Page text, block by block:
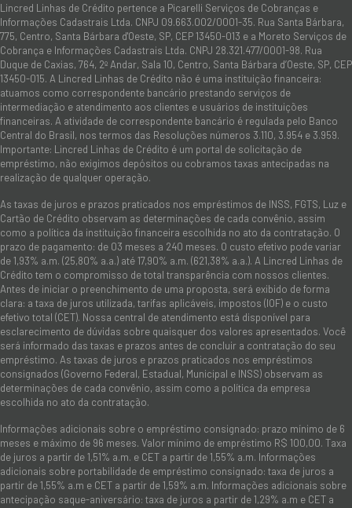
Lincred Linhas de Crédito pertence a Picarelli Serviços de Cobranças e
Informações Cadastrais Ltda. CNPJ 09.663.002/0001-35. Rua Santa Bárbara,
775, Centro, Santa Bárbara d'Oeste, SP, CEP 13450-013 e a Moreto Serviços de
Cobrança e Informações Cadastrais Ltda. CNPJ 28.321.477/0001-98. Rua
Duque de Caxias, 764, 2º Andar, Sala 10, Centro, Santa Bárbara d’Oeste, SP, CEP
13450-015. A Lincred Linhas de Crédito não é uma instituição financeira:
atuamos como correspondente bancário prestando serviços de
intermediação e atendimento aos clientes e usuários de instituições
financeiras. A atividade de correspondente bancário é regulada pelo Banco
Central do Brasil, nos termos das Resoluções números 3.110, 3.954 e 3.959.
Importante: Lincred Linhas de Crédito é um portal de solicitação de
empréstimo, não exigimos depósitos ou cobramos taxas antecipadas na
realização de qualquer operação.
As taxas de juros e prazos praticados nos empréstimos de INSS, FGTS, Luz e
Cartão de Crédito observam as determinações de cada convênio, assim
como a política da instituição financeira escolhida no ato da contratação. O
prazo de pagamento: de 03 meses a 240 meses. O custo efetivo pode variar
de 1,93% a.m. (25,80% a.a.) até 17,90% a.m. (621,38% a.a.). A Lincred Linhas de
Crédito tem o compromisso de total transparência com nossos clientes.
Antes de iniciar o preenchimento de uma proposta, será exibido de forma
clara: a taxa de juros utilizada, tarifas aplicáveis, impostos (IOF) e o custo
efetivo total (CET). Nossa central de atendimento está disponível para
esclarecimento de dúvidas sobre quaisquer dos valores apresentados. Você
será informado das taxas e prazos antes de concluir a contratação do seu
empréstimo. As taxas de juros e prazos praticados nos empréstimos
consignados (Governo Federal, Estadual, Municipal e INSS) observam as
determinações de cada convênio, assim como a política da empresa
escolhida no ato da contratação.
Informações adicionais sobre o empréstimo consignado: prazo mínimo de 6
meses e máximo de 96 meses. Valor mínimo de empréstimo R$ 100,00. Taxa
de juros a partir de 1,51% a.m. e CET a partir de 1,55% a.m. Informações
adicionais sobre portabilidade de empréstimo consignado: taxa de juros a
partir de 1,55% a.m e CET a partir de 1,59% a.m. Informações adicionais sobre
antecipação saque-aniversário: taxa de juros a partir de 1,29% a.m e CET a